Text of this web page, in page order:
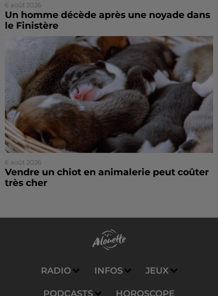
6 août 2026
Un homme décède après une noyade dans
le Finistère
6 août 2026
Vendre un chiot en animalerie peut coûter
très cher
RADIO INFOS JEUX
PODCASTS HOROSCOPE